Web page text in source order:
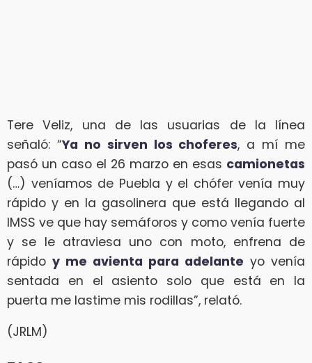
Tere Veliz, una de las usuarias de la línea
señaló: “Ya no sirven los choferes, a mí me
pasó un caso el 26 marzo en esas camionetas
(…) veníamos de Puebla y el chófer venía muy
rápido y en la gasolinera que está llegando al
IMSS ve que hay semáforos y como venía fuerte
y se le atraviesa uno con moto, enfrena de
rápido y me avienta para adelante yo venía
sentada en el asiento solo que está en la
puerta me lastime mis rodillas”, relató.
(JRLM)